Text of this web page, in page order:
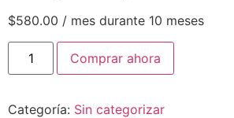
$580.00 / mes durante 10 meses
Comprar ahora
Categoría: Sin categorizar